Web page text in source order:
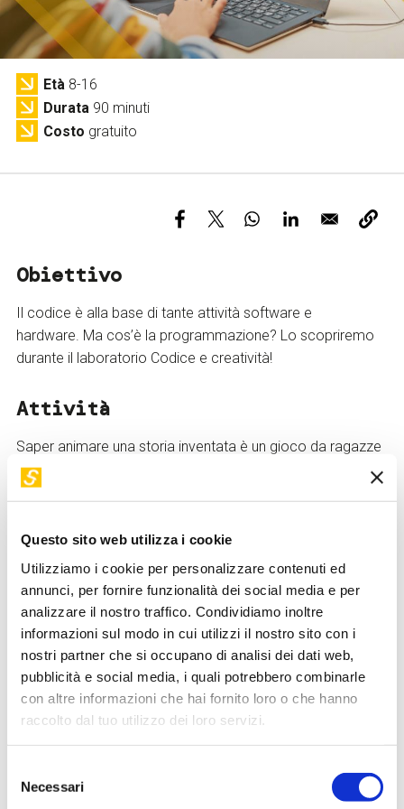
Questo sito web utilizza i cookie
Utilizziamo i cookie per personalizzare contenuti ed
annunci, per fornire funzionalità dei social media e per
analizzare il nostro traffico. Condividiamo inoltre
informazioni sul modo in cui utilizzi il nostro sito con i
nostri partner che si occupano di analisi dei dati web,
pubblicità e social media, i quali potrebbero combinarle
con altre informazioni che hai fornito loro o che hanno
raccolto dal tuo utilizzo dei loro servizi.
delNecessari
Servizi e accessibilità
Contatti
Biglietti
Età 8-16
Durata 90 minuti
Costo gratuito
Obiettivo
Il codice è alla base di tante attività software e
hardware. Ma cos’è la programmazione? Lo scopriremo
durante il laboratorio Codice e creatività!
Attività
Saper animare una storia inventata è un gioco da ragazze
e ragazzi! Bisogna saper costruire le regole, creare i
personaggi e saper far coding in ambienti diversi.
reale e virtuale, come progettare e animare personaggi
nello spazio virtuale grazie ai blocchi di programmazione,
fatti per chi ancora mastica poco le stringhe (di codice!).
A conclusione del laboratorio potrai continuare a
modificare il tuo progetto in autonomia.
Modalità di partecipazione
L’ingresso ai minori di 14 anniè possibile solo
presso la biglietteria.